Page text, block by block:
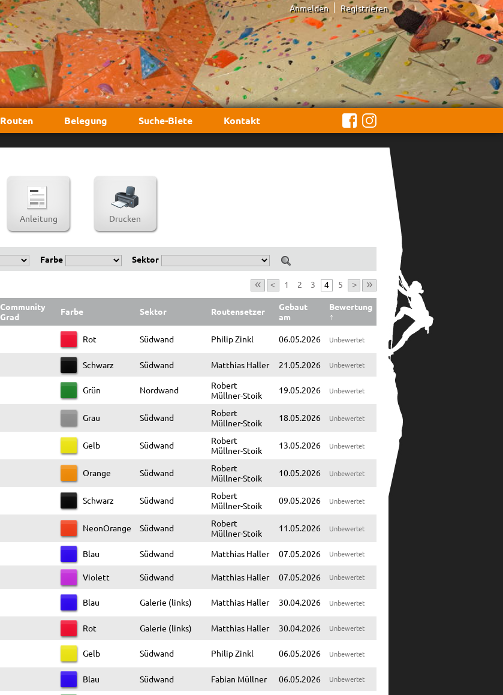
Anmelden Registrieren
Routen Belegung Suche-Biete Kontakt
Anleitung Drucken
Farbe Sektor
« < 1 2 3 4 5 > »
Community
Grad
Farbe Sektor Routensetzer
Gebaut
am
Bewertung
↑
Rot Südwand Philip Zinkl 06.05.2026 Unbewertet
Schwarz Südwand Matthias Haller 21.05.2026 Unbewertet
Grün Nordwand
Robert
Müllner-Stoik
19.05.2026 Unbewertet
Grau Südwand
Robert
Müllner-Stoik
18.05.2026 Unbewertet
Gelb Südwand
Robert
Müllner-Stoik
13.05.2026 Unbewertet
Orange Südwand
Robert
Müllner-Stoik
10.05.2026 Unbewertet
Schwarz Südwand
Robert
Müllner-Stoik
09.05.2026 Unbewertet
NeonOrange Südwand
Robert
Müllner-Stoik
11.05.2026 Unbewertet
Blau Südwand Matthias Haller 07.05.2026 Unbewertet
Violett Südwand Matthias Haller 07.05.2026 Unbewertet
Blau Galerie (links) Matthias Haller 30.04.2026 Unbewertet
Rot Galerie (links) Matthias Haller 30.04.2026 Unbewertet
Gelb Südwand Philip Zinkl 06.05.2026 Unbewertet
Blau Südwand Fabian Müllner 06.05.2026 Unbewertet